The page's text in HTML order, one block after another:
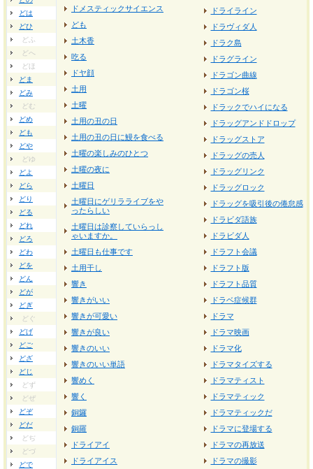
どは
どひ
どふ
どへ
どほ
どま
どみ
どむ
どめ
ども
どや
どゆ
どよ
どら
どり
どる
どれ
どろ
どわ
どを
どん
どが
どぎ
どぐ
どげ
どご
どざ
どじ
どず
どぜ
どぞ
どだ
どぢ
どづ
どで
ドメスティックサイエンス
ども
土木香
吃る
ドヤ顔
土用
土曜
土用の丑の日
土用の丑の日に鰻を食べる
土曜の楽しみのひとつ
土曜の夜に
土曜日
土曜日にゲリラライブをや
ったらしい
土曜日は診察していらっし
ゃいますか。
土曜日も仕事です
土用干し
響き
響きがいい
響きが可愛い
響きが良い
響きのいい
響きのいい単語
響めく
響く
銅鑼
銅羅
ドライアイ
ドライアイス
ドライライン
ドラヴィダ人
ドラク島
ドラグライン
ドラゴン曲線
ドラゴン桜
ドラックでハイになる
ドラッグアンドドロップ
ドラッグストア
ドラッグの売人
ドラッグリンク
ドラッグロック
ドラッグを吸引後の倦怠感
ドラビダ語族
ドラビダ人
ドラフト会議
ドラフト版
ドラフト品質
ドラベ症候群
ドラマ
ドラマ映画
ドラマ化
ドラマタイズする
ドラマティスト
ドラマティック
ドラマティックだ
ドラマに登場する
ドラマの再放送
ドラマの撮影